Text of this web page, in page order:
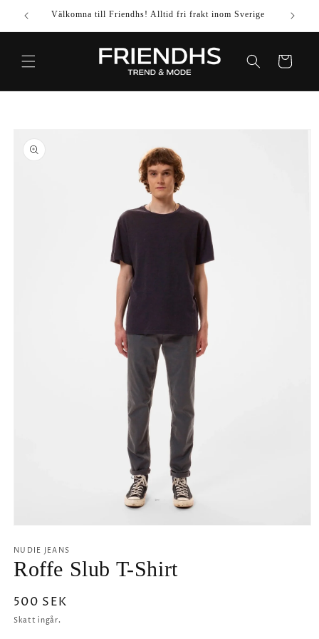
VIDARE
TILL
INNEHÅLL
Välkomna till Friendhs! Alltid fri frakt inom Sverige Använd
Varukorg
TILL
1
i
modalfönster
NUDIE JEANS
Roffe Slub T-Shirt
Ordinarie
pris
500 SEK
Skatt ingår.